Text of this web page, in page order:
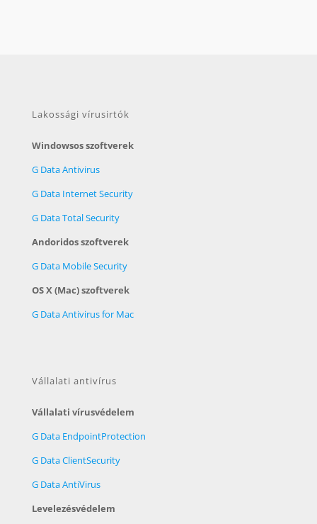
Lakossági vírusirtók
Windowsos szoftverek
G Data Antivirus
G Data Internet Security
G Data Total Security
Andoridos szoftverek
G Data Mobile Security
OS X (Mac) szoftverek
G Data Antivirus for Mac
Vállalati antivírus
Vállalati vírusvédelem
G Data EndpointProtection
G Data ClientSecurity
G Data AntiVirus
Levelezésvédelem